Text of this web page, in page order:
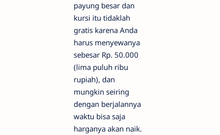
payung besar dan
kursi itu tidaklah
gratis karena Anda
harus menyewanya
sebesar Rp. 50.000
(lima puluh ribu
rupiah), dan
mungkin seiring
dengan berjalannya
waktu bisa saja
harganya akan naik.